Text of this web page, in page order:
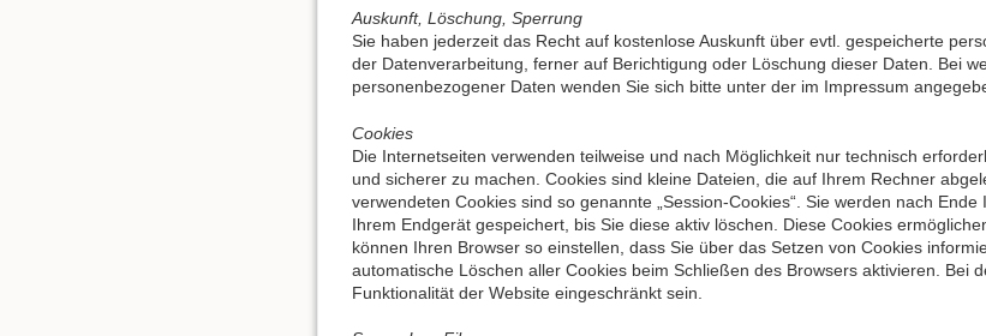
Auskunft, Löschung, Sperrung
Sie haben jederzeit das Recht auf kostenlose Auskunft über evtl. gespeicherte
der Datenverarbeitung, ferner auf Berichtigung oder Löschung dieser Daten. Bei
personenbezogener Daten wenden Sie sich bitte unter der im Impressum
Cookies
Die Internetseiten verwenden teilweise und nach Möglichkeit nur technisch
und sicherer zu machen. Cookies sind kleine Dateien, die auf Ihrem Rechner
verwendeten Cookies sind so genannte „Session-Cookies“. Sie werden nach
Ihrem Endgerät gespeichert, bis Sie diese aktiv löschen. Diese Cookies
können Ihren Browser so einstellen, dass Sie über das Setzen von Cookies
automatische Löschen aller Cookies beim Schließen des Browsers aktivieren. Bei
Funktionalität der Website eingeschränkt sein.